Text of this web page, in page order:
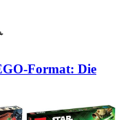
Format: Die